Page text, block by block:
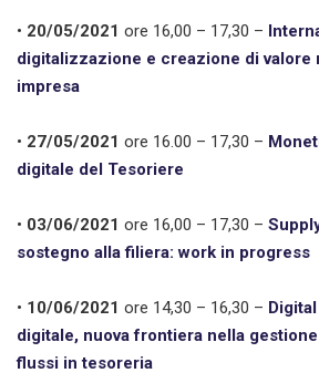
• 20/05/2021 ore 16,00 – 17,30 –
digitalizzazione e creazione di valore
impresa
• 27/05/2021 ore 16.00 – 17,30 –
digitale del Tesoriere
• 03/06/2021 ore 16,00 – 17,30 –
sostegno alla filiera: work in progress
• 10/06/2021 ore 14,30 – 16,30 –
digitale, nuova frontiera nella
flussi in tesoreria